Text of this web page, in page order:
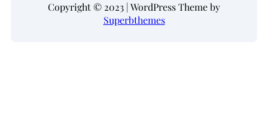
Copyright © 2023 | WordPress Theme by
Superbthemes